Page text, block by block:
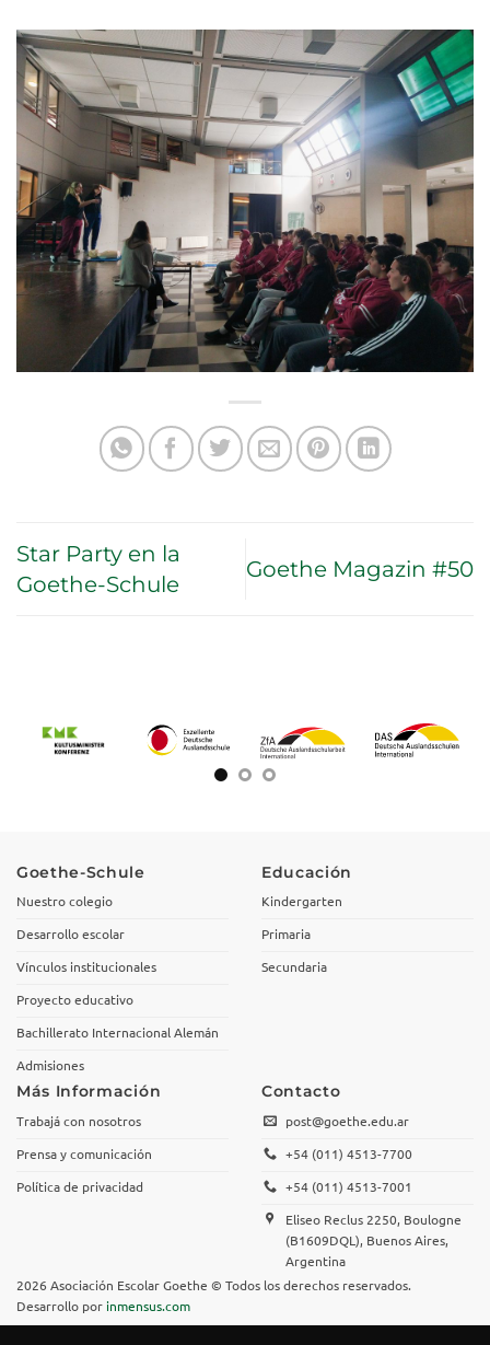
Star Party en la
Goethe-Schule
Goethe Magazin #50
Goethe-Schule
Nuestro colegio
Desarrollo escolar
Vínculos institucionales
Proyecto educativo
Bachillerato Internacional Alemán
Admisiones
Educación
Kindergarten
Primaria
Secundaria
Más Información
Trabajá con nosotros
Prensa y comunicación
Política de privacidad
Contacto
post@goethe.edu.ar
+54 (011) 4513-7700
+54 (011) 4513-7001
Eliseo Reclus 2250, Boulogne
(B1609DQL), Buenos Aires,
Argentina
2026 Asociación Escolar Goethe © Todos los derechos reservados.
Desarrollo por inmensus.com